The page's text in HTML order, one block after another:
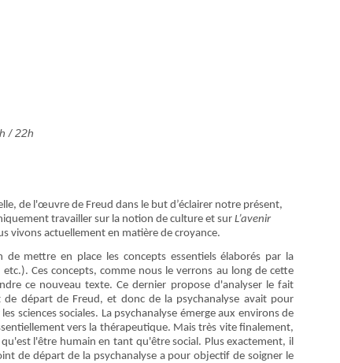
/ 22h
de l'œuvre de Freud dans le but d’éclairer notre présent,
travailler sur la notion de culture et sur L’avenir
vivons actuellement en matière de croyance.
de mettre en place les concepts essentiels élaborés par la
Ces concepts, comme nous le verrons au long de cette
ce nouveau texte. Ce dernier propose d'analyser le fait
départ de Freud, et donc de la psychanalyse avait pour
sciences sociales. La psychanalyse émerge aux environs de
vers la thérapeutique. Mais très vite finalement,
l'être humain en tant qu'être social. Plus exactement, il
de départ de la psychanalyse a pour objectif de soigner le